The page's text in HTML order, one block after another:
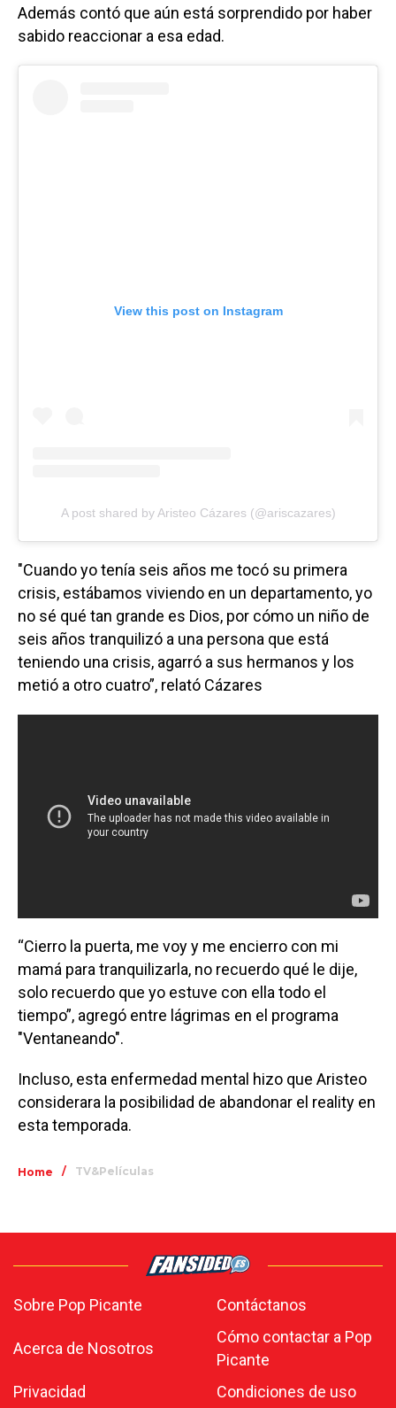
Además contó que aún está sorprendido por haber
sabido reaccionar a esa edad.
View this post on Instagram
A post shared by Aristeo Cázares (@ariscazares)
"Cuando yo tenía seis años me tocó su primera
crisis, estábamos viviendo en un departamento, yo
no sé qué tan grande es Dios, por cómo un niño de
seis años tranquilizó a una persona que está
teniendo una crisis, agarró a sus hermanos y los
metió a otro cuatro”, relató Cázares
“Cierro la puerta, me voy y me encierro con mi
mamá para tranquilizarla, no recuerdo qué le dije,
solo recuerdo que yo estuve con ella todo el
tiempo”, agregó entre lágrimas en el programa
"Ventaneando".
Incluso, esta enfermedad mental hizo que Aristeo
considerara la posibilidad de abandonar el reality en
esta temporada.
Home / TV&Películas
Sobre Pop Picante Contáctanos
Acerca de Nosotros
Cómo contactar a Pop
Picante
Privacidad
Condiciones de uso